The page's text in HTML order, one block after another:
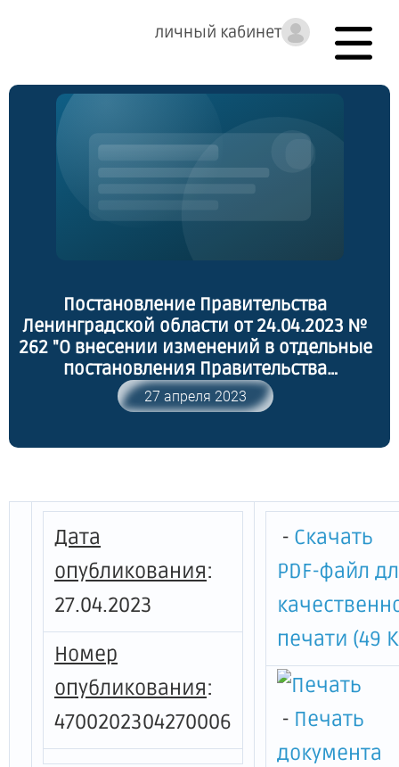
личный кабинет
Постановление Правительства
Ленинградской области от 24.04.2023 №
262 "О внесении изменений в отдельные
постановления Правительства
Ленинградской области, определяющие
перечни зданий (строений,
отношении которых налоговая база
стоимость, на очередной налоговый
период по налогу"
27 апреля 2023
Дата
опубликования:
27.04.2023
Номер
опубликования:
4700202304270006
- Скачать
PDF-файл
печати (49
- Печать
документа